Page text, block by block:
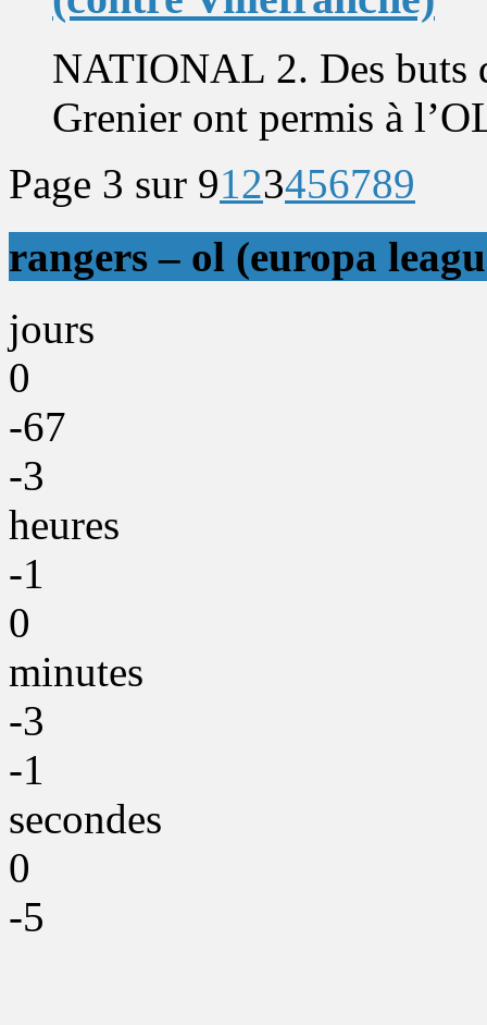
NATIONAL 2. Des buts
Grenier ont permis à
Page 3 sur 9123456789
rangers – ol (europa
jours
0
-67
-3
heures
-1
0
minutes
-3
-1
secondes
0
-5